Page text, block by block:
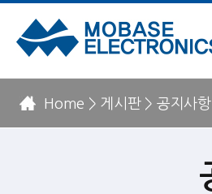
Home > 게시판 > 공지사항